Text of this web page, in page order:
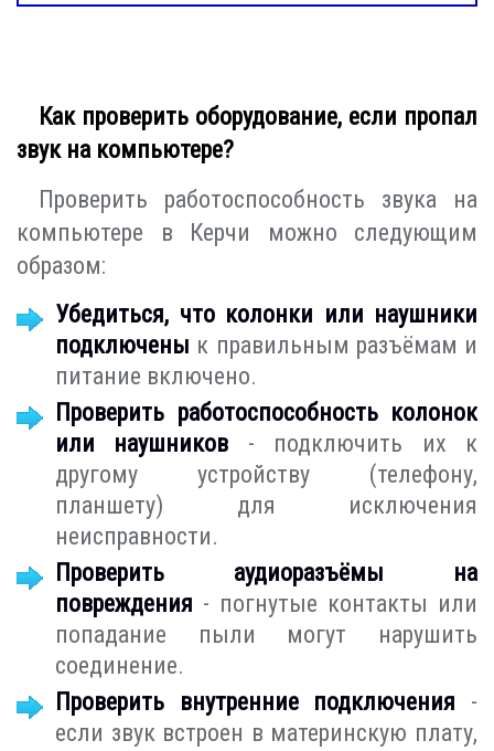
Как проверить оборудование, если пропал
звук на компьютере?
Проверить работоспособность звука на
компьютере в Керчи можно следующим
образом:
Убедиться, что колонки или наушники
подключены к правильным разъёмам и
питание включено.
Проверить работоспособность колонок
или наушников - подключить их к
другому устройству (телефону,
планшету) для исключения
неисправности.
Проверить аудиоразъёмы на
повреждения - погнутые контакты или
попадание пыли могут нарушить
соединение.
Проверить внутренние подключения -
если звук встроен в материнскую плату,